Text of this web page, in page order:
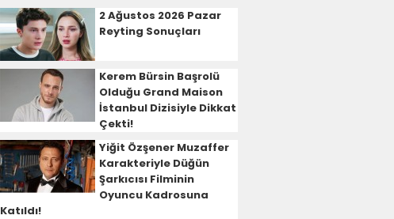
2 Ağustos 2026 Pazar
Reyting Sonuçları
Kerem Bürsin Başrolü
Olduğu Grand Maison
İstanbul Dizisiyle Dikkat
Çekti!
Yiğit Özşener Muzaffer
Karakteriyle Düğün
Şarkıcısı Filminin
Oyuncu Kadrosuna
Katıldı!